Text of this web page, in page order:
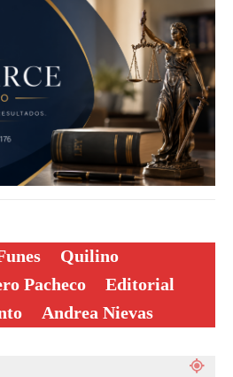
Quilino
Pacheco
Editorial
Andrea Nievas